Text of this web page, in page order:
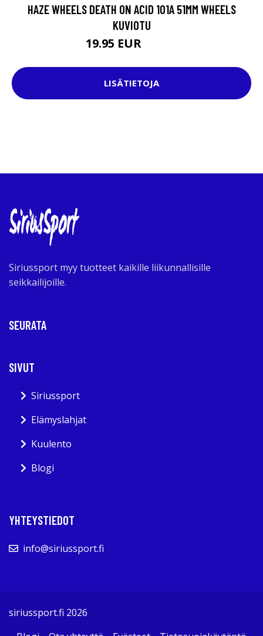
HAZE WHEELS DEATH ON ACID 101A 51MM WHEELS
KUVIOTU
19.95 EUR
LISÄTIETOJA
Siriussport myy tuotteet kaikille liikunnallisille
seikkailijoille.
SEURATA
SIVUT
Siriussport
Elämyslahjat
Kuulento
Blogi
YHTEYSTIEDOT
info@siriussport.fi
siriussport.fi 2026